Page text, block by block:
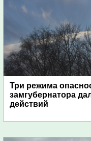
Три режима
замгубернатора
действий